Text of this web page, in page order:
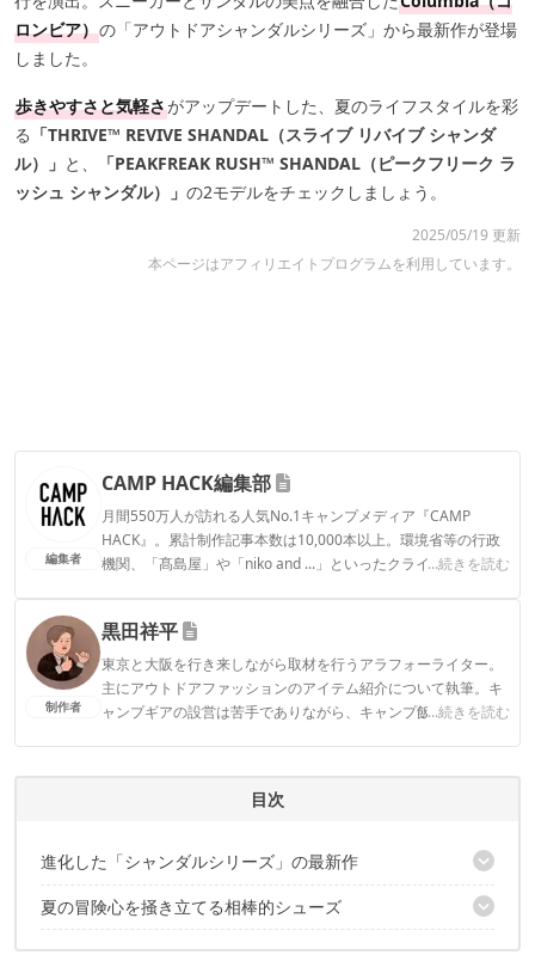
ロンビア）の「アウトドアシャンダルシリーズ」から最新作が登場
しました。
歩きやすさと気軽さがアップデートした、夏のライフスタイルを彩
る 「THRIVE™ REVIVE SHANDAL（スライブ リバイブ シャンダ
ル）」 と、
「PEAKFREAK RUSH™ SHANDAL（ピークフリーク ラ
ッシュ シャンダル）」 の2モデルをチェックしましょう。
2025/05/19 更新
本ページはアフィリエイトプログラムを利用しています。
編集者
CAMP HACK編集部
月間550万人が訪れる人気No.1キャンプメディア『CAMP
HACK』。累計制作記事本数は10,000本以上。環境省等の行政
機関、「髙島屋」や「niko and ...」といったクライアントとの
...続きを読む
CAMP HACK編集部のプロフィール
制作者
黒田祥平
東京と大阪を行き来しながら取材を行うアラフォーライター。
主にアウトドアファッションのアイテム紹介について執筆。キ
ャンプギアの設営は苦手でありながら、キャンプ飯を平らげる
...続きを読む
黒田祥平のプロフィール
目次
進化した「シャンダルシリーズ」の最新作
足の負担を軽減して快適な歩行をサポート「THRIVE™ REVIVE
夏の冒険心を掻き立てる相棒的シューズ